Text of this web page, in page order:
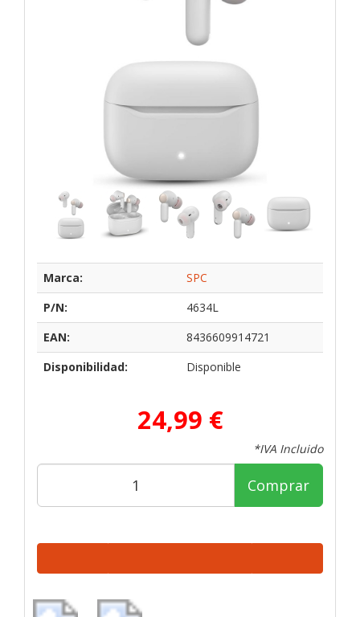
Marca:
SPC
P/N:
4634L
EAN:
8436609914721
Disponibilidad:
Disponible
24,99 €
*IVA Incluido
Comprar